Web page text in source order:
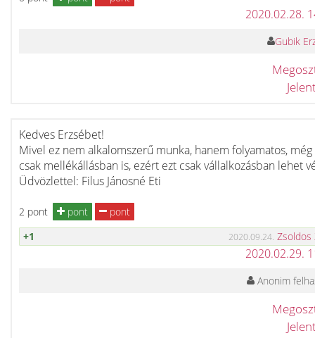
2020.02.28.
Gubik
Kedves Erzsébet!
Mivel ez nem alkalomszerű munka, hanem folyamatos, még
csak mellékállásban is, ezért ezt csak vállalkozásban lehet
Üdvözlettel: Filus Jánosné Eti
2 pont pont
pont
+1
2020.09.24. Zsoldos
2020.02.29.
Anonim